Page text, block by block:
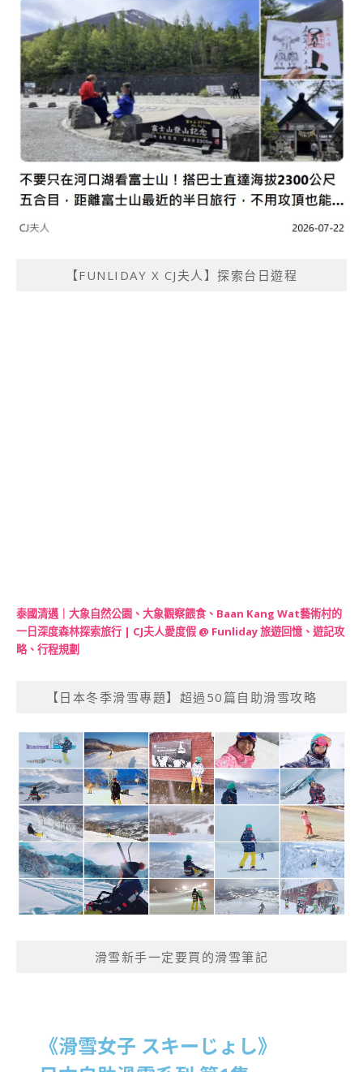
【FUNLIDAY X CJ夫人】探索台日遊程
泰國清邁｜大象自然公園、大象觀察餵食、Baan Kang Wat藝術村的
一日深度森林探索旅行 | CJ夫人愛度假 @ Funliday 旅遊回憶、遊記攻
略、行程規劃
【日本冬季滑雪專題】超過50篇自助滑雪攻略
滑雪新手一定要買的滑雪筆記